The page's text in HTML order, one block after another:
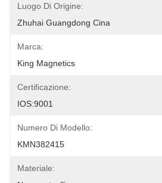
Luogo Di Origine:
Zhuhai Guangdong Cina
Marca:
King Magnetics
Certificazione:
IOS:9001
Numero Di Modello:
KMN382415
Materiale: